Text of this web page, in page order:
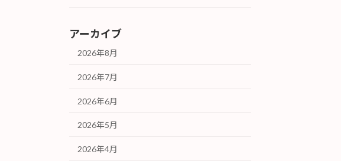
アーカイブ
2026年8月
2026年7月
2026年6月
2026年5月
2026年4月